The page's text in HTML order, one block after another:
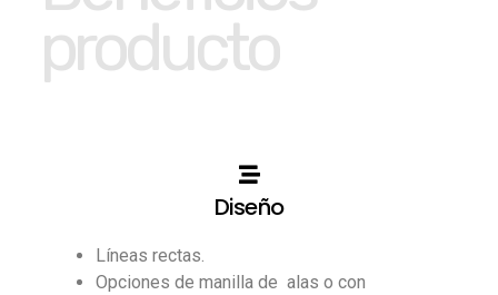
producto
Diseño
Líneas rectas.
Opciones de manilla de alas o con